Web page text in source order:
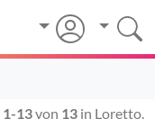
1-13von 13 in Loretto.